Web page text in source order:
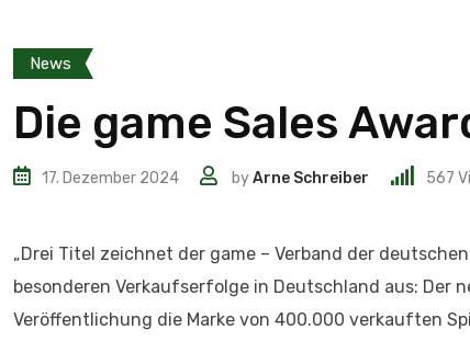
News
Die game Sales
17. Dezember 2024 byArne Schreiber 567
„Drei Titel zeichnet der game – Verband der
besonderen Verkaufserfolge in Deutschland aus: Der
Veröffentlichung die Marke von 400.000 verkauften